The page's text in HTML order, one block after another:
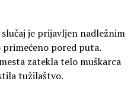
je prijavljen nadležnim
pored puta.
zatekla telo muškarca
tužilaštvo.